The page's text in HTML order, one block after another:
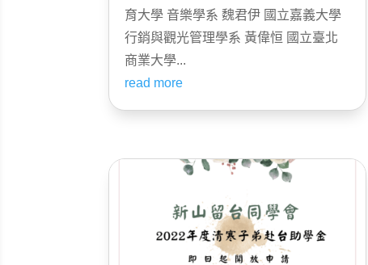
育大學 音樂學系 魏君伊 國立嘉義大學
行銷與觀光管理學系 黃偉恒 國立臺北
商業大學...
read more